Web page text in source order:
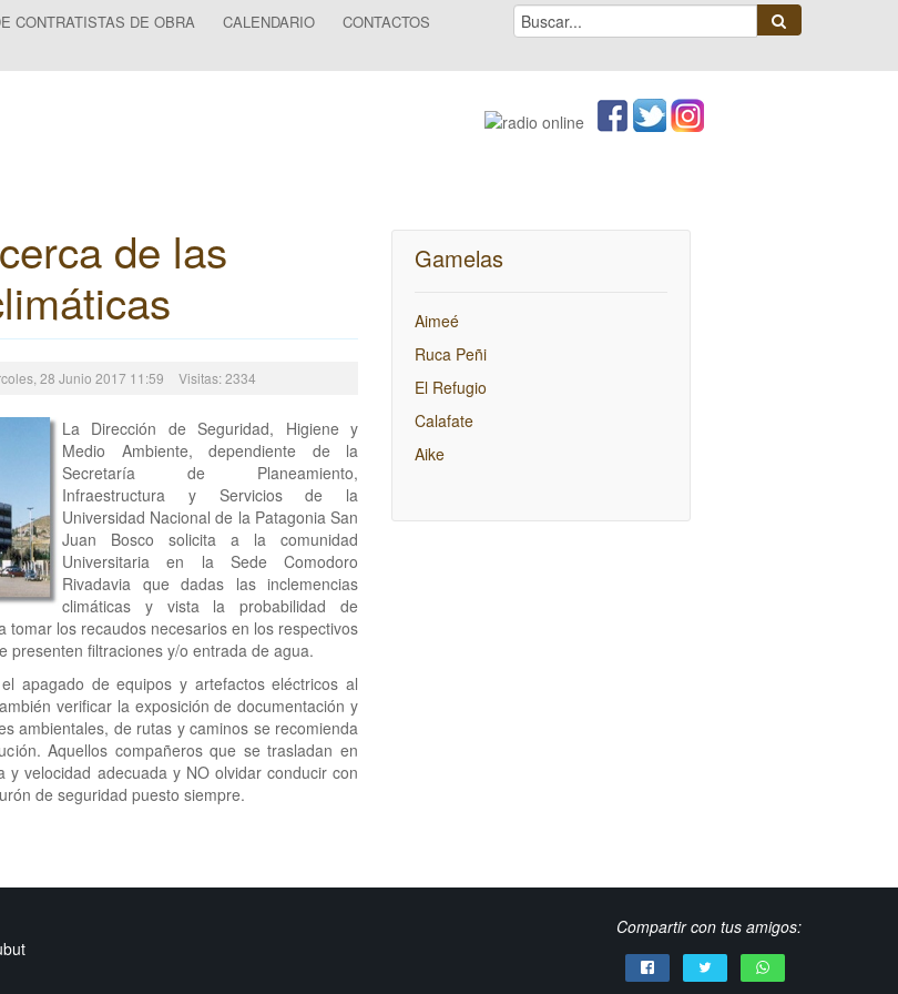
CONTRATISTAS DE OBRA CALENDARIO CONTACTOS
de las
28 Junio 2017 11:59 Visitas: 2334
La Dirección de Seguridad, Higiene y
Medio Ambiente, dependiente de la
Secretaría de Planeamiento,
Infraestructura y Servicios de la
Universidad Nacional de la Patagonia San
Juan Bosco solicita a la comunidad
Universitaria en la Sede Comodoro
Rivadavia que dadas las inclemencias
climáticas y vista la probabilidad de
tomar los recaudos necesarios en los respectivos
presenten filtraciones y/o entrada de agua.
apagado de equipos y artefactos eléctricos al
verificar la exposición de documentación y
ambientales, de rutas y caminos se recomienda
Aquellos compañeros que se trasladan en
y velocidad adecuada y NO olvidar conducir con
de seguridad puesto siempre.
Gamelas
Aimeé
Ruca Peñi
El Refugio
Calafate
Aike
Compartir con tus amigos: